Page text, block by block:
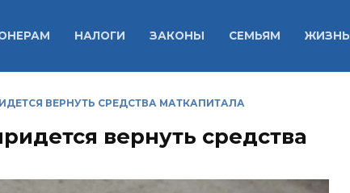
НАЛОГИ ЗАКОНЫ СЕМЬЯМ ЖИЗНЬ
ВЕРНУТЬ СРЕДСТВА МАТКАПИТАЛА
вернуть средства